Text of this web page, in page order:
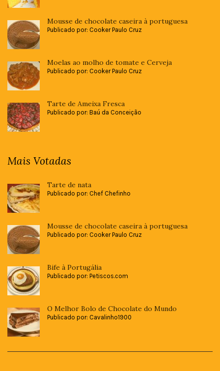
Mousse de chocolate caseira à portuguesa
Publicado por: Cooker Paulo Cruz
Moelas ao molho de tomate e Cerveja
Publicado por: Cooker Paulo Cruz
Tarte de Ameixa Fresca
Publicado por: Baú da Conceição
Mais Votadas
Tarte de nata
Publicado por: Chef Chefinho
Mousse de chocolate caseira à portuguesa
Publicado por: Cooker Paulo Cruz
Bife à Portugália
Publicado por: Petiscos.com
O Melhor Bolo de Chocolate do Mundo
Publicado por: Cavalinho1900